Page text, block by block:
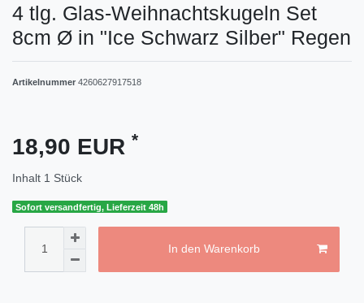
4 tlg. Glas-Weihnachtskugeln Set
8cm Ø in "Ice Schwarz Silber" Regen
Artikelnummer 4260627917518
18,90 EUR *
Inhalt 1 Stück
Sofort versandfertig, Lieferzeit 48h
In den Warenkorb